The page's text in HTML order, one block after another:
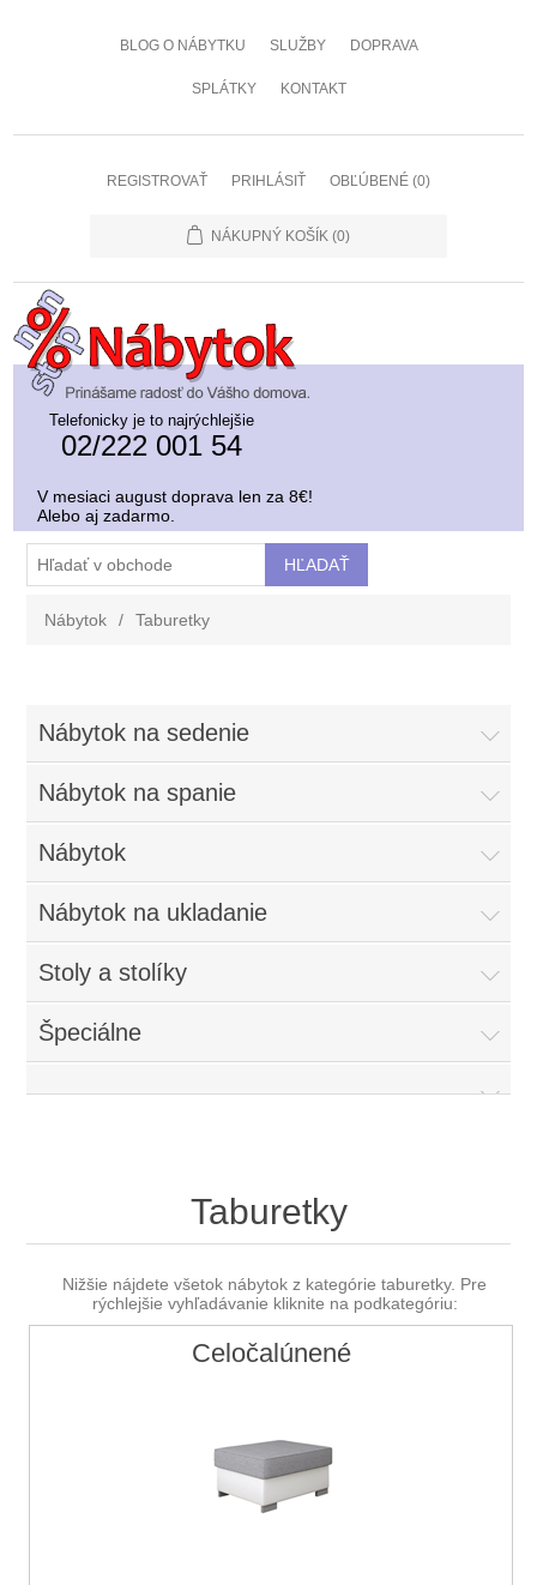
BLOG O NÁBYTKU SLUŽBY DOPRAVA
SPLÁTKY KONTAKT
REGISTROVAŤ PRIHLÁSIŤ OBĽÚBENÉ (0)
NÁKUPNÝ KOŠÍK (0)
Telefonicky je to najrýchlejšie
02/222 001 54
V mesiaci august doprava len za 8€!
Alebo aj zadarmo.
Nábytok / Taburetky
Nábytok na sedenie
Nábytok na spanie
Nábytok
Nábytok na ukladanie
Stoly a stolíky
Špeciálne
Taburetky
Nižšie nájdete všetok nábytok z kategórie taburetky. Pre
rýchlejšie vyhľadávanie kliknite na podkategóriu:
Celočalúnené